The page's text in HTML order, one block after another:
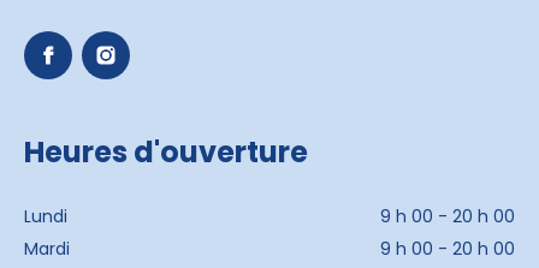
Heures d'ouverture
Lundi
9 h 00 - 20 h 00
Mardi
9 h 00 - 20 h 00